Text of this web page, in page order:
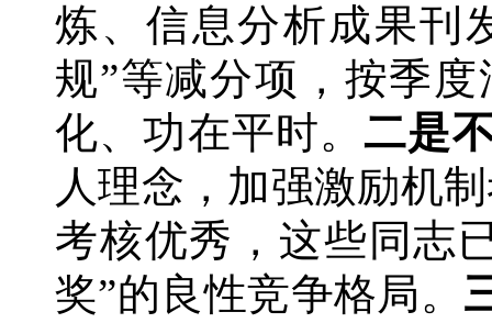
炼、信息分析成果刊
规”等减分项，按季
化、功在平时。二是
人理念，加强激励机
考核优秀，这些同志
奖”的良性竞争格局。